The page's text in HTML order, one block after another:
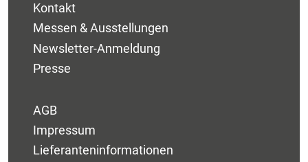
Kontakt
Messen & Ausstellungen
Newsletter-Anmeldung
Presse
AGB
Impressum
Lieferanteninformationen